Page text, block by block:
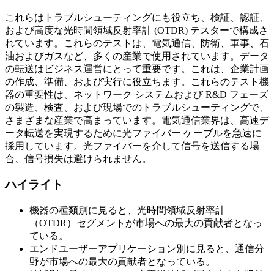
これらはトラブルシューティングにも役立ち、検証、認証、
および高度な光時間領域反射率計 (OTDR) テスターで構成さ
れています。これらのテストは、電気通信、防衛、軍事、石
油およびガスなど、多くの産業で使用されています。データ
の転送はビジネス運営にとって重要です。これは、企業計画
の作成、準備、および実行に役立ちます。これらのテスト機
器の重要性は、ネットワーク システムおよび R&D フェーズ
の製造、検査、および現場でのトラブルシューティングで、
さまざまな産業で高まっています。電気通信業界は、高速デ
ータ転送を実現するために光ファイバー ケーブルを急速に
採用しています。光ファイバーを介して信号を送信する場
合、信号損失は避けられません。
ハイライト
機器の種類別に見ると、光時間領域反射率計
（OTDR）セグメントが市場への最大の貢献者となっ
ている。
エンドユーザーアプリケーション別に見ると、通信分
野が市場への最大の貢献者となっている。